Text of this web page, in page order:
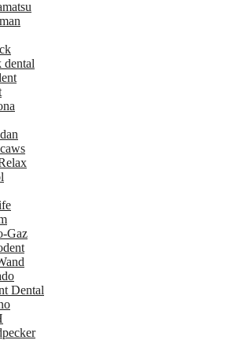
dental
Gaz
Dental